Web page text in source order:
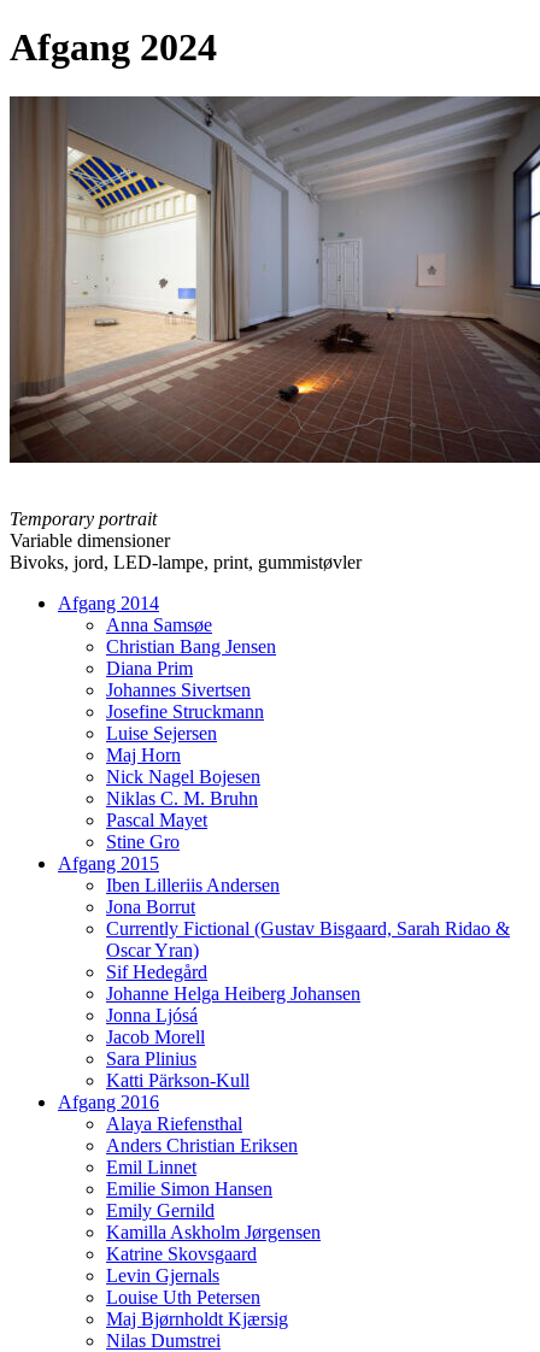
Afgang 2024
Temporary portrait
Variable dimensioner
Bivoks, jord, LED-lampe, print, gummistøvler
Afgang 2014
Anna Samsøe
Christian Bang Jensen
Diana Prim
Johannes Sivertsen
Josefine Struckmann
Luise Sejersen
Maj Horn
Nick Nagel Bojesen
Niklas C. M. Bruhn
Pascal Mayet
Stine Gro
Afgang 2015
Iben Lilleriis Andersen
Jona Borrut
Currently Fictional (Gustav Bisgaard, Sarah Ridao &
Oscar Yran)
Sif Hedegård
Johanne Helga Heiberg Johansen
Jonna Ljósá
Jacob Morell
Sara Plinius
Katti Pärkson-Kull
Afgang 2016
Alaya Riefensthal
Anders Christian Eriksen
Emil Linnet
Emilie Simon Hansen
Emily Gernild
Kamilla Askholm Jørgensen
Katrine Skovsgaard
Levin Gjernals
Louise Uth Petersen
Maj Bjørnholdt Kjærsig
Nilas Dumstrei